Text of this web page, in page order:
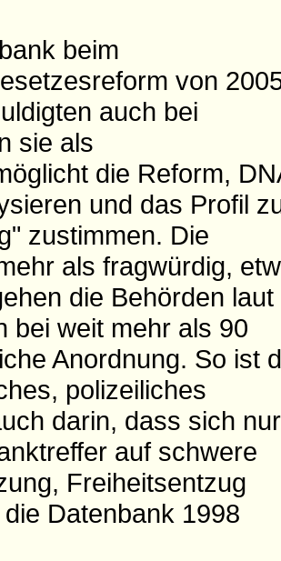
beim
von
auch bei
sie als
die Reform,
und das Profil
zustimmen. Die
als fragwürdig,
die Behörden laut
bei weit mehr als 90
Anordnung. So ist
polizeiliches
darin, dass sich nur
auf schwere
Freiheitsentzug
Datenbank 1998